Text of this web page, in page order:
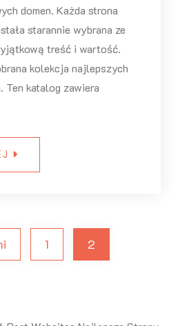
domen. Każda strona
starannie wybrana ze
treść i wartość.
kolekcja najlepszych
katalog zawiera
1 2